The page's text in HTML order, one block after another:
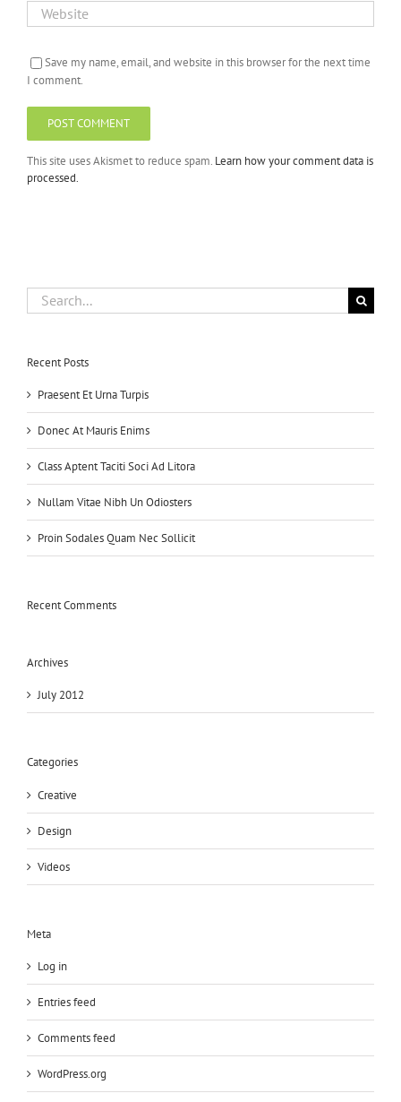
Save my name, email, and website in this browser for the next time
I comment.
This site uses Akismet to reduce spam. Learn how your comment data is
processed.
Search
for:
Recent Posts
Praesent Et Urna Turpis
Donec At Mauris Enims
Class Aptent Taciti Soci Ad Litora
Nullam Vitae Nibh Un Odiosters
Proin Sodales Quam Nec Sollicit
Recent Comments
Archives
July 2012
Categories
Creative
Design
Videos
Meta
Log in
Entries feed
Comments feed
WordPress.org